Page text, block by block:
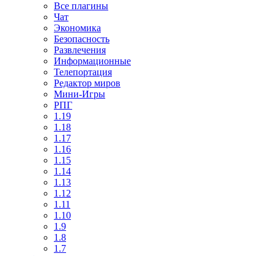
Все плагины
Чат
Экономика
Безопасность
Развлечения
Информационные
Телепортация
Редактор миров
Мини-Игры
РПГ
1.19
1.18
1.17
1.16
1.15
1.14
1.13
1.12
1.11
1.10
1.9
1.8
1.7